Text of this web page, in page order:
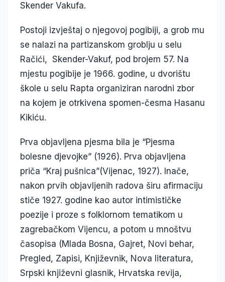
Skender Vakufa.
Postoji izvještaj o njegovoj pogibiji, a grob mu
se nalazi na partizanskom groblju u selu
Račići, Skender-Vakuf, pod brojem 57. Na
mjestu pogibije je 1966. godine, u dvorištu
škole u selu Rapta organiziran narodni zbor
na kojem je otrkivena spomen-česma Hasanu
Kikiću.
Prva objavljena pjesma bila je “Pjesma
bolesne djevojke” (1926). Prva objavljena
priča “Kraj pušnica”(Vijenac, 1927). Inače,
nakon prvih objavljenih radova širu afirmaciju
stiče 1927. godine kao autor intimističke
poezije i proze s folklornom tematikom u
zagrebačkom Vijencu, a potom u mnoštvu
časopisa (Mlada Bosna, Gajret, Novi behar,
Pregled, Zapisi, Književnik, Nova literatura,
Srpski književni glasnik, Hrvatska revija,